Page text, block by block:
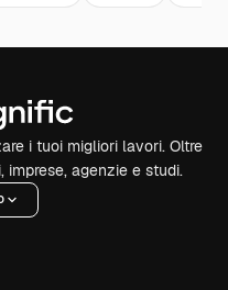
i tuoi migliori lavori. Oltre
imprese, agenzie e studi.